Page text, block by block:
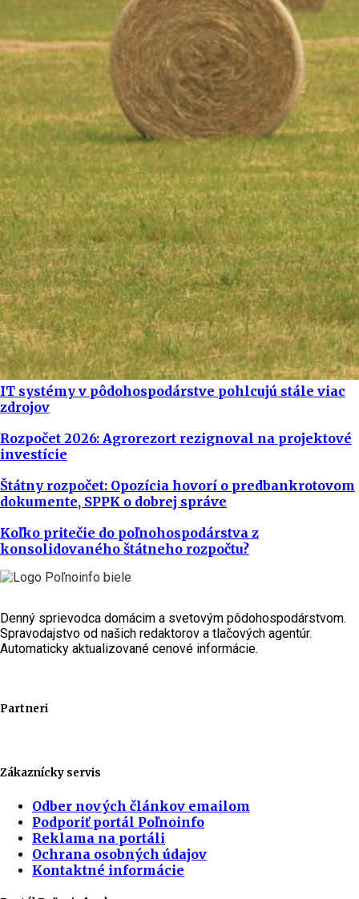
IT systémy v pôdohospodárstve pohlcujú stále viac
zdrojov
Rozpočet 2026: Agrorezort rezignoval na projektové
investície
Štátny rozpočet: Opozícia hovorí o predbankrotovom
dokumente, SPPK o dobrej správe
Koľko pritečie do poľnohospodárstva z
konsolidovaného štátneho rozpočtu?
Denný sprievodca domácim a svetovým pôdohospodárstvom.
Spravodajstvo od našich redaktorov a tlačových agentúr.
Automaticky aktualizované cenové informácie.
Partneri
Zákaznícky servis
Odber nových článkov emailom
Podporiť portál Poľnoinfo
Reklama na portáli
Ochrana osobných údajov
Kontaktné informácie